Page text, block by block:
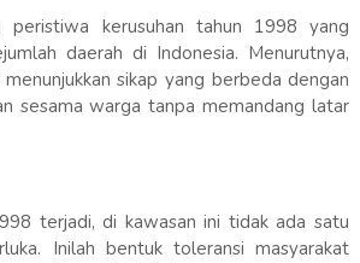
peristiwa kerusuhan tahun 1998 yang
daerah di Indonesia. Menurutnya,
sikap yang berbeda dengan
sesama warga tanpa memandang latar
terjadi, di kawasan ini tidak ada satu
Inilah bentuk toleransi masyarakat